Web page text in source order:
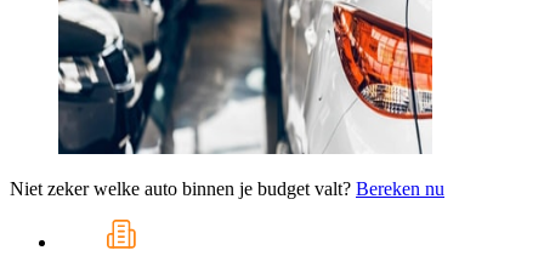
Niet zeker welke auto binnen je budget valt? Bereken nu